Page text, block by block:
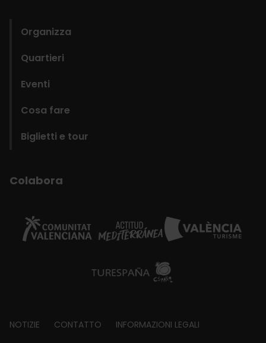
Organizza
Quartieri
Eventi
Cosa fare
Biglietti e tour
Colabora
Footer
NOTIZIE CONTATTO INFORMAZIONI LEGALI